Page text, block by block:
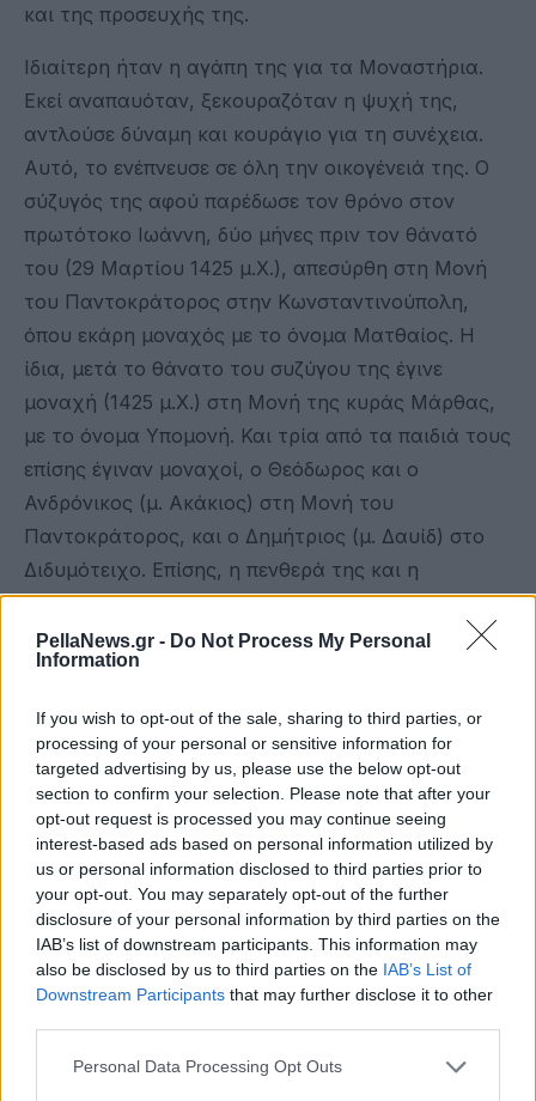
PellaNews.gr - Do Not Process My Personal
Information
If you wish to opt-out of the sale, sharing to third parties, or
processing of your personal or sensitive information for
targeted advertising by us, please use the below opt-out
section to confirm your selection. Please note that after your
opt-out request is processed you may continue seeing
interest-based ads based on personal information utilized by
us or personal information disclosed to third parties prior to
your opt-out. You may separately opt-out of the further
disclosure of your personal information by third parties on the
IAB’s list of downstream participants. This information may
also be disclosed by us to third parties on the IAB’s List of
Downstream Participants that may further disclose it to other
Personal Data Processing Opt Outs
και της προσευχής της.
Ιδιαίτερη ήταν η αγάπη της για τα Μοναστήρια.
Εκεί αναπαυόταν, ξεκουραζόταν η ψυχή της,
αντλούσε δύναμη και κουράγιο για τη συνέχεια.
Αυτό, το ενέπνευσε σε όλη την οικογένειά της. Ο
σύζυγός της αφού παρέδωσε τον θρόνο στον
πρωτότοκο Ιωάννη, δύο μήνες πριν τον θάνατό
του (29 Μαρτίου 1425 μ.Χ.), απεσύρθη στη Μονή
του Παντοκράτορος στην Κωνσταντινούπολη,
όπου εκάρη μοναχός με το όνομα Ματθαίος. Η
ίδια, μετά το θάνατο του συζύγου της έγινε
μοναχή (1425 μ.Χ.) στη Μονή της κυράς Μάρθας,
με το όνομα Υπομονή. Και τρία από τα παιδιά τους
επίσης έγιναν μοναχοί, ο Θεόδωρος και ο
Ανδρόνικος (μ. Ακάκιος) στη Μονή του
Παντοκράτορος, και ο Δημήτριος (μ. Δαυίδ) στο
Διδυμότειχο. Επίσης, η πενθερά της και η
κουνιάδα της ετελείωσαν την ζωή τους ως
Μοναχές. Το ίδιο και η εγγονή της, κόρη του γιου
της Θωμά, Ελένη, που έγινε Μοναχή με το όνομα
Ακόμα, εν όσω βρισκόταν στην πατρίδα της, μαζί
με τον πατέρα της έκτισαν την Ι.Μ. Παναγίας
Παμμακαρίστου στο Πογάνοβο της πόλης
Δημήτροβγκραντ της Ν.Α. Σερβίας. Στην
Κωνσταντινούπολη είχε συνδεθεί με την Ι. Μ. του
Τιμίου Προδρόμου της Πέτρας, όπου φυλαγόταν
το ιερό λείψανο του οσίου Παταπίου του
θαυματουργού, στον οποίο η αγία Υπομονή έτρεφε
ιδιαίτερη ευλάβεια. Η Μονή είχε ιδρυθεί από τον
συνασκητή του οσίου Παταπίου στην Αίγυπτο,